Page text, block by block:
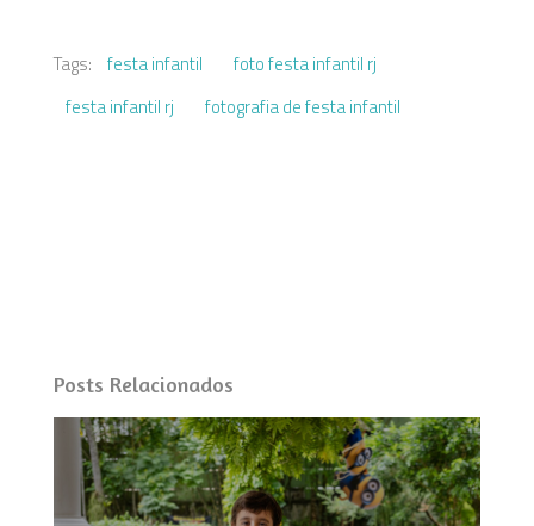
Tags: festa infantil
foto festa infantil rj
festa infantil rj
fotografia de festa infantil
Posts Relacionados